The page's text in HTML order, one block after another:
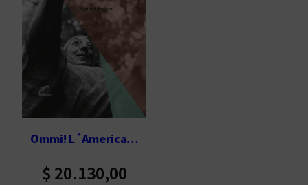
Ommi! L´America…
$ 20.130,00